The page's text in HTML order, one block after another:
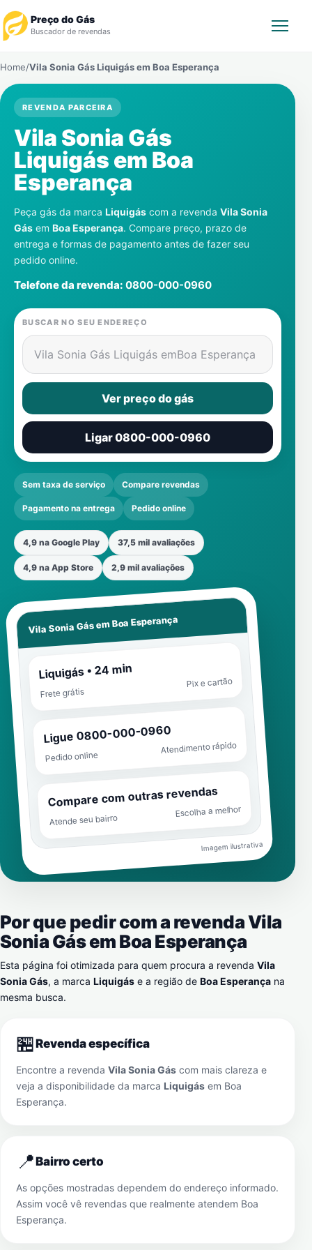
Preço do Gás
Buscador de revendas
Revendedor
Notícias
Cadastre-se
Gás
Contatos
Home/Vila Sonia Gás Liquigás em Boa Esperança
REVENDA PARCEIRA
Vila Sonia Gás
Liquigás em Boa
Esperança
Peça gás da marca Liquigás com a revenda Vila Sonia
Gás em Boa Esperança. Compare preço, prazo de
entrega e formas de pagamento antes de fazer seu
pedido online.
Telefone da revenda: 0800-000-0960
BUSCAR NO SEU ENDEREÇO
Vila Sonia Gás Liquigás emBoa Esperança
Ver preço do gás
Ligar 0800-000-0960
Sem taxa de serviço Compare revendas
Pagamento na entrega Pedido online
4,9 na Google Play 37,5 mil avaliações
4,9 na App Store 2,9 mil avaliações
Vila Sonia Gás emBoa Esperança
Liquigás • 24 min
Frete grátis
Pix e cartão
Ligue 0800-000-0960
Pedido online
Atendimento rápido
Compare com outras revendas
Atende seu bairro
Escolha a melhor
Imagem ilustrativa
Por que pedir com a revenda Vila
Sonia Gás emBoa Esperança
Esta página foi otimizada para quem procura a revenda Vila
Sonia Gás, a marca Liquigás e a região de Boa Esperança na
mesma busca.
🏪Revenda específica
Encontre a revenda Vila Sonia Gás com mais clareza e
veja a disponibilidade da marca Liquigás em Boa
Esperança.
📍Bairro certo
As opções mostradas dependem do endereço informado.
Assim você vê revendas que realmente atendem Boa
Esperança.